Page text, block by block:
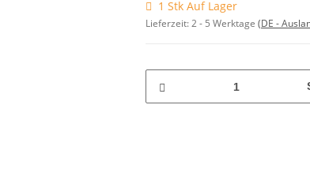
1 Stk Auf Lager
Lieferzeit:2 - 5 Werktage (DE -